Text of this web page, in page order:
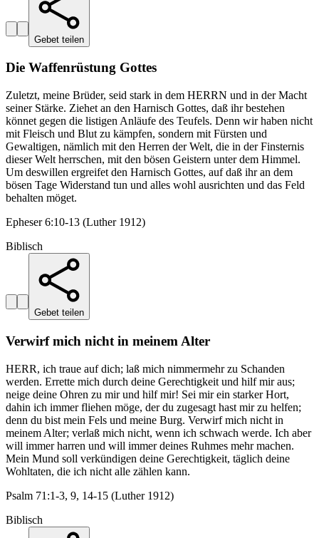
Gebet teilen
Die Waffenrüstung Gottes
Zuletzt, meine Brüder, seid stark in dem HERRN und in der Macht
seiner Stärke. Ziehet an den Harnisch Gottes, daß ihr bestehen
könnet gegen die listigen Anläufe des Teufels. Denn wir haben nicht
mit Fleisch und Blut zu kämpfen, sondern mit Fürsten und
Gewaltigen, nämlich mit den Herren der Welt, die in der Finsternis
dieser Welt herrschen, mit den bösen Geistern unter dem Himmel.
Um deswillen ergreifet den Harnisch Gottes, auf daß ihr an dem
bösen Tage Widerstand tun und alles wohl ausrichten und das Feld
behalten möget.
Epheser 6:10-13 (Luther 1912)
Biblisch
Gebet teilen
Verwirf mich nicht in meinem Alter
HERR, ich traue auf dich; laß mich nimmermehr zu Schanden
werden. Errette mich durch deine Gerechtigkeit und hilf mir aus;
neige deine Ohren zu mir und hilf mir! Sei mir ein starker Hort,
dahin ich immer fliehen möge, der du zugesagt hast mir zu helfen;
denn du bist mein Fels und meine Burg. Verwirf mich nicht in
meinem Alter; verlaß mich nicht, wenn ich schwach werde. Ich aber
will immer harren und will immer deines Ruhmes mehr machen.
Mein Mund soll verkündigen deine Gerechtigkeit, täglich deine
Wohltaten, die ich nicht alle zählen kann.
Psalm 71:1-3, 9, 14-15 (Luther 1912)
Biblisch